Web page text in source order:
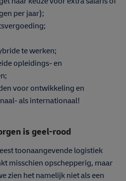
per jaar);
te werken;
opleidings- en
voor ontwikkeling en
als internationaal!
is geel-rood
toonaangevende logistiek
misschien opschepperig, maar
zien het namelijk niet als een